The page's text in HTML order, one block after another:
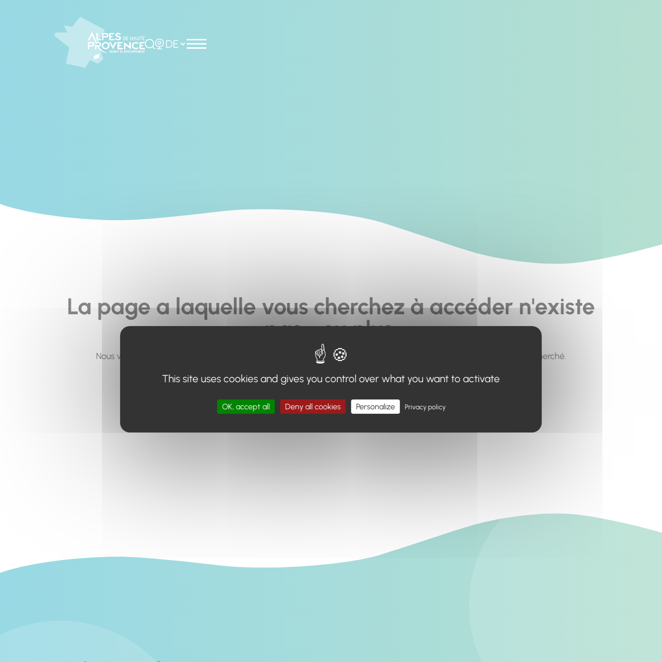
Rechercher
Choisir la langue
La page a laquelle vous cherchez à accéder n'existe
pas... ou plus.
Nous vous invitons à utiliser le moteur de recherche en haut de page, ou à utiliser le menu pour trouver le contenu recherché.
Retour à l'accueil
This site uses cookies and gives you control over what you want to activate
OK, accept all Deny all cookies Personalize Privacy policy